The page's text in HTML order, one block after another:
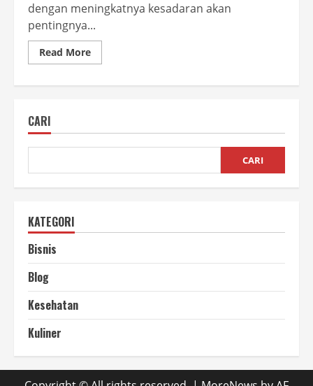
dengan meningkatnya kesadaran akan
pentingnya...
Read MoreRead
more
Ulang
CARI
CARI
KATEGORI
Bisnis
Blog
Kesehatan
Kuliner